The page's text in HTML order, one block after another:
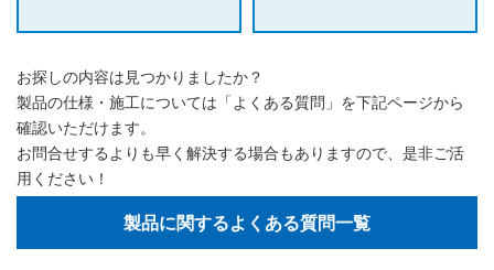
お探しの内容は見つかりましたか？
製品の仕様・施工については「よくある質問」を下記ページから
確認いただけます。
お問合せするよりも早く解決する場合もありますので、是非ご活
用ください！
製品に関するよくある質問一覧